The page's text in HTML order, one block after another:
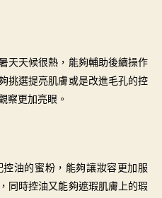
天天候很熱，能夠輔助後續操作
挑選提亮肌膚或是改進毛孔的控
察更加亮眼。
油的蜜粉，能夠讓妝容更加服
同時控油又能夠遮瑕肌膚上的瑕